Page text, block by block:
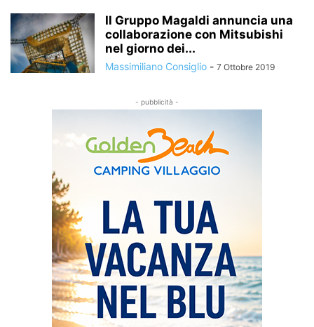
Il Gruppo Magaldi annuncia una
collaborazione con Mitsubishi
nel giorno dei...
Massimiliano Consiglio - 7 Ottobre 2019
- pubblicità -